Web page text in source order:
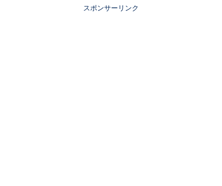
スポンサーリンク